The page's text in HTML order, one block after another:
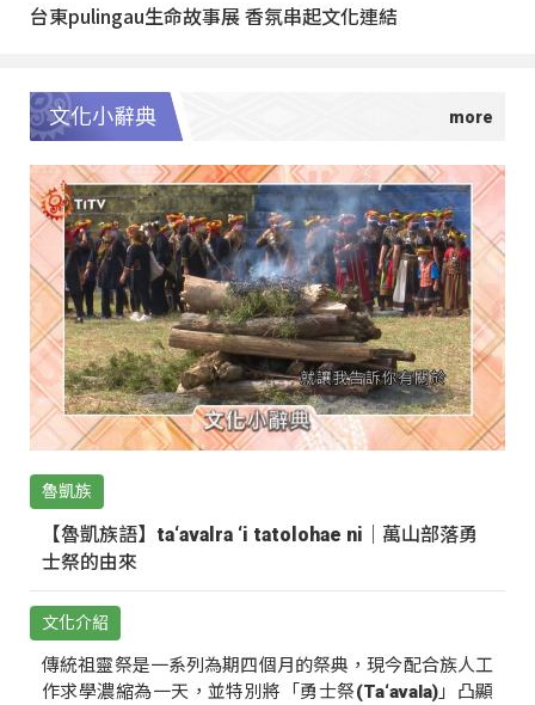
台東pulingau生命故事展 香氛串起文化連結
文化小辭典
魯凱族
【魯凱族語】ta‘avalra ‘i tatolohae ni｜萬山部落勇
士祭的由來
文化介紹
傳統祖靈祭是一系列為期四個月的祭典，現今配合族人工
作求學濃縮為一天，並特別將「勇士祭(Ta‘avala)」凸顯